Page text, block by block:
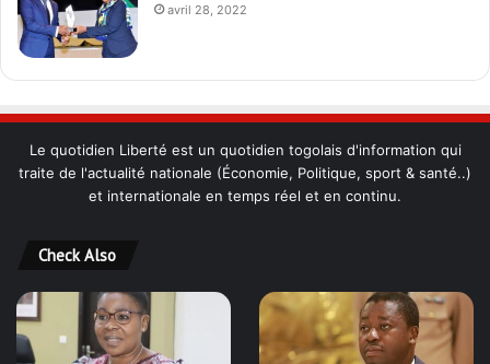
avril 28, 2022
Le quotidien Liberté est un quotidien togolais d'information qui
traite de l'actualité nationale (Économie, Politique, sport & santé..)
et internationale en temps réel et en continu.
Check Also